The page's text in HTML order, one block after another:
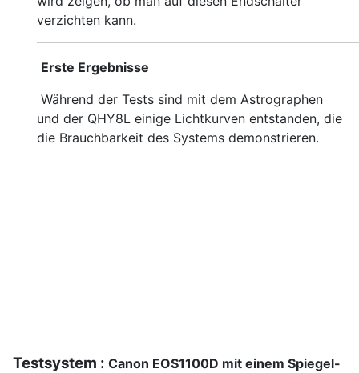
verzichten kann.
Erste Ergebnisse
Während der Tests sind mit dem Astrographen
und der QHY8L einige Lichtkurven entstanden, die
die Brauchbarkeit des Systems demonstrieren.
Testsystem : Canon EOS1100D mit einem Spiegel-